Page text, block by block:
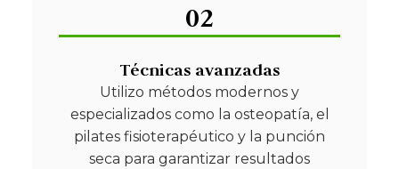
02
Técnicas avanzadas
Utilizo métodos modernos y
especializados como la osteopatía, el
pilates fisioterapéutico y la punción
seca para garantizar resultados